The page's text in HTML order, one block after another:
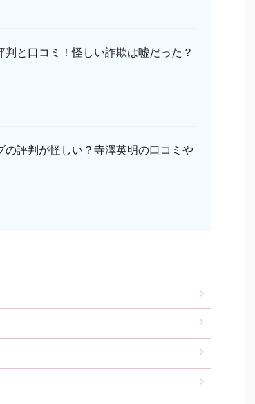
と口コミ！怪しい詐欺は嘘だった？
の評判が怪しい？寺澤英明の口コミや